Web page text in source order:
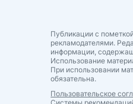
Публикации с
рекламодателями.
информации,
Использование
При использовании
обязательна.
Пользовательское